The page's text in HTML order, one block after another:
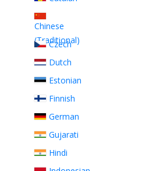
Chinese
(Traditional)
Czech
Dutch
Estonian
Finnish
German
Gujarati
Hindi